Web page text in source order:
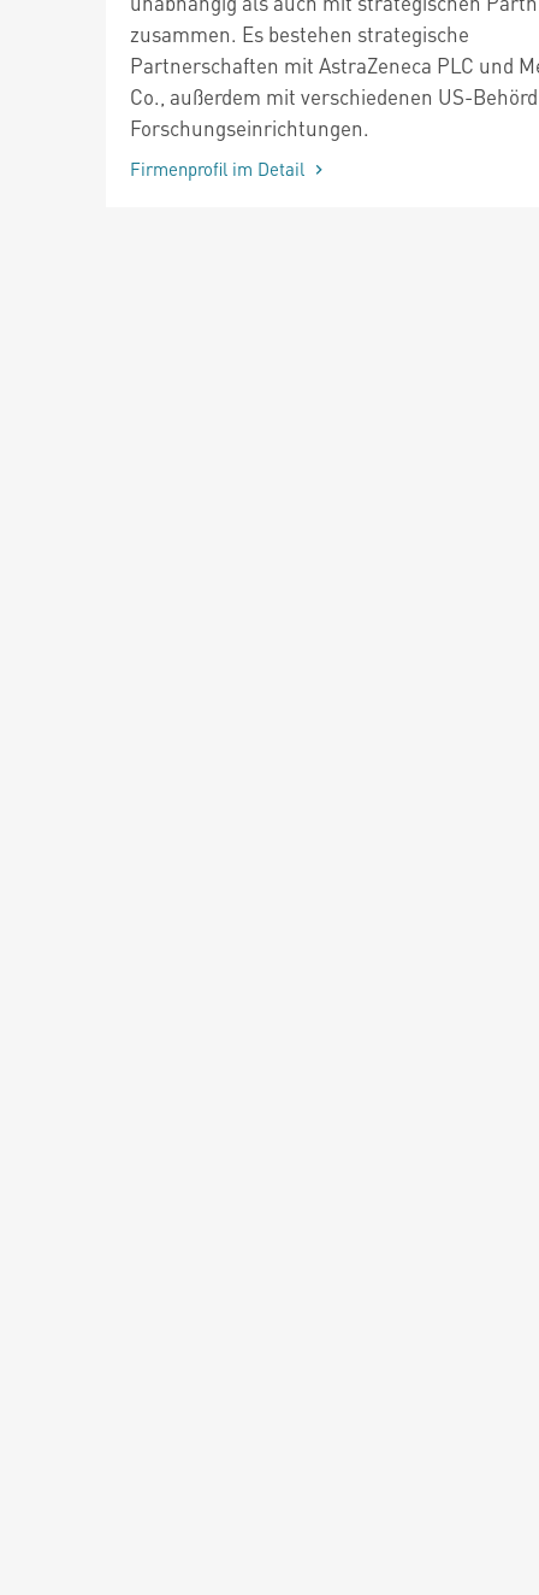
zusammen. Es bestehen strategische
Partnerschaften mit AstraZeneca PLC und
Co., außerdem mit verschiedenen US-
Forschungseinrichtungen.
Firmenprofil im Detail